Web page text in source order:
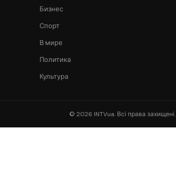
Бизнес
Спорт
В мире
Политика
Культура
© 2026 INTVua. Всі права захищені.